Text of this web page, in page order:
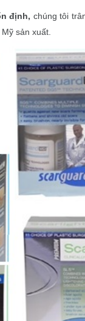
định, chúng tôi
sản xuất.